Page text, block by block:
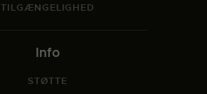
TILGÆNGELIGHED
Info
STØTTE